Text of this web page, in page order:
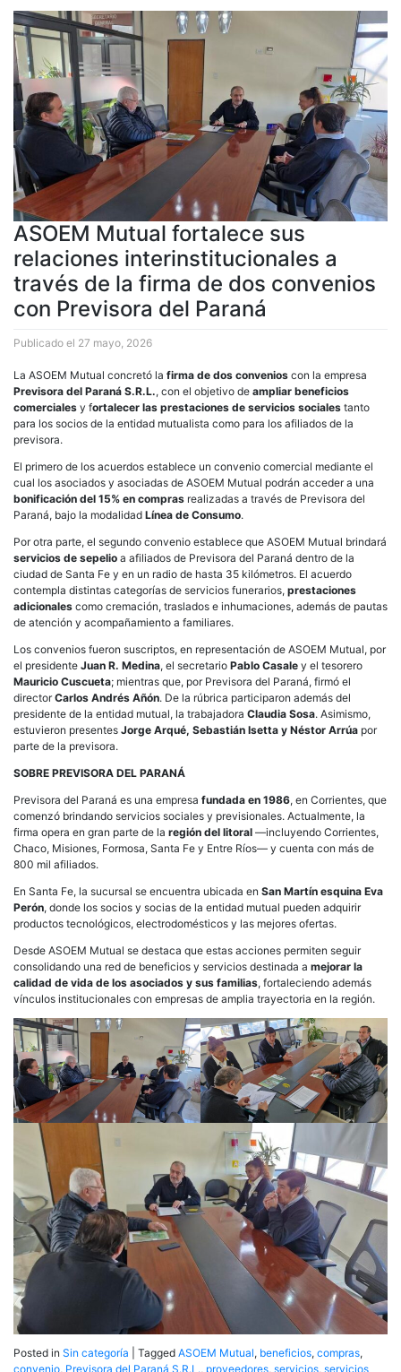
ASOEM Mutual fortalece sus
relaciones interinstitucionales a
través de la firma de dos convenios
con Previsora del Paraná
Publicado el 27 mayo, 2026
La ASOEM Mutual concretó la firma de dos convenios con la empresa
Previsora del Paraná S.R.L., con el objetivo de ampliar beneficios
comerciales y fortalecer las prestaciones de servicios sociales tanto
para los socios de la entidad mutualista como para los afiliados de la
previsora.
El primero de los acuerdos establece un convenio comercial mediante el
cual los asociados y asociadas de ASOEM Mutual podrán acceder a una
bonificación del 15% en compras realizadas a través de Previsora del
Paraná, bajo la modalidad Línea de Consumo.
Por otra parte, el segundo convenio establece que ASOEM Mutual brindará
servicios de sepelio a afiliados de Previsora del Paraná dentro de la
ciudad de Santa Fe y en un radio de hasta 35 kilómetros. El acuerdo
contempla distintas categorías de servicios funerarios, prestaciones
adicionales como cremación, traslados e inhumaciones, además de pautas
de atención y acompañamiento a familiares.
Los convenios fueron suscriptos, en representación de ASOEM Mutual, por
el presidente Juan R. Medina, el secretario Pablo Casale y el tesorero
Mauricio Cuscueta; mientras que, por Previsora del Paraná, firmó el
directorCarlos Andrés Añón. De la rúbrica participaron además del
presidente de la entidad mutual, la trabajadora Claudia Sosa. Asimismo,
estuvieron presentes Jorge Arqué, Sebastián Isetta y Néstor Arrúa por
parte de la previsora.
SOBRE PREVISORA DEL PARANÁ
Previsora del Paraná es una empresa fundada en 1986, en Corrientes, que
comenzó brindando servicios sociales y previsionales. Actualmente, la
firma opera en gran parte de la región del litoral —incluyendo Corrientes,
Chaco, Misiones, Formosa, Santa Fe y Entre Ríos— y cuenta con más de
800 mil afiliados.
En Santa Fe, la sucursal se encuentra ubicada en San Martín esquina Eva
Perón, donde los socios y socias de la entidad mutual pueden adquirir
productos tecnológicos, electrodomésticos y las mejores ofertas.
Desde ASOEM Mutual se destaca que estas acciones permiten seguir
consolidando una red de beneficios y servicios destinada a mejorar la
calidad de vida de los asociados y sus familias, fortaleciendo además
vínculos institucionales con empresas de amplia trayectoria en la región.
Posted in Sin categoría Tagged ASOEM Mutual, beneficios, compras,
convenio, Previsora del Paraná S.R.L., proveedores, servicios, servicios